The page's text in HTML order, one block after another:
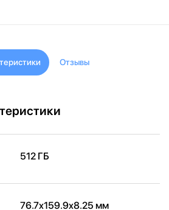
Отзывы
512 ГБ
76.7x159.9x8.25 мм